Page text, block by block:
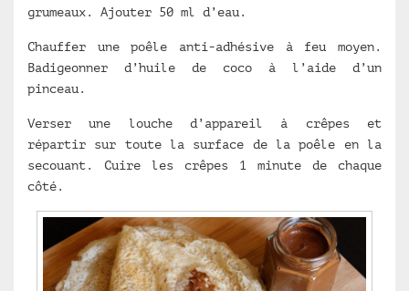
grumeaux. Ajouter 50 ml d’eau.
Chauffer une poêle anti-adhésive à feu moyen.
Badigeonner d’huile de coco à l’aide d’un
pinceau.
Verser une louche d’appareil à crêpes et
répartir sur toute la surface de la poêle en la
secouant. Cuire les crêpes 1 minute de chaque
côté.